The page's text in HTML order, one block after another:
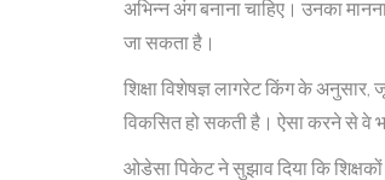
अभिन्न अंग बनाना चाहिए। उनका
जा सकता है।
शिक्षा विशेषज्ञ लागरेट किंग के अनुसार,
विकसित हो सकती है। ऐसा करने से वे
ओडेसा पिकेट ने सुझाव दिया कि